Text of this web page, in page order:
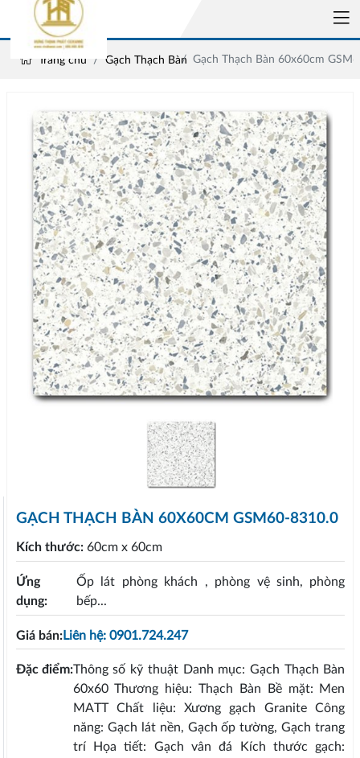
Trang chủ Gạch Thạch Bàn Gạch Thạch Bàn 60x60cm
GẠCH THẠCH BÀN 60X60CM GSM60-8310.0
Kích thước: 60cm x 60cm
Ứng
dụng:
Ốp lát phòng khách , phòng vệ sinh, phòng
bếp...
Giá bán:Liên hệ: 0901.724.247
Đặc điểm:Thông số kỹ thuật Danh mục: Gạch Thạch Bàn
60x60 Thương hiệu: Thạch Bàn Bề mặt: Men
MATT Chất liệu: Xương gạch Granite Công
năng: Gạch lát nền, Gạch ốp tường, Gạch trang
trí Họa tiết: Gạch vân đá Kích thước gạch: